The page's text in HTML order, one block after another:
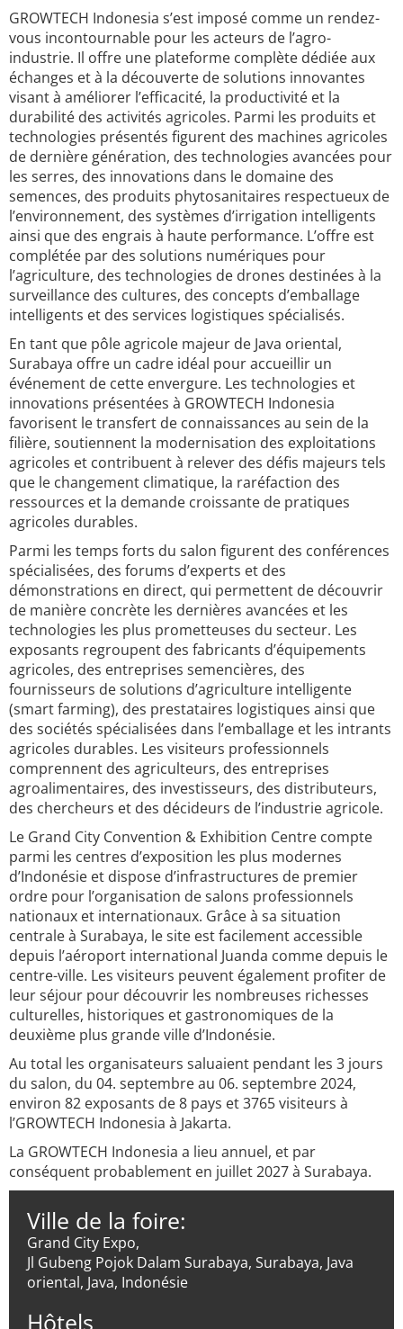
GROWTECH Indonesia s’est imposé comme un rendez-
vous incontournable pour les acteurs de l’agro-
industrie. Il offre une plateforme complète dédiée aux
échanges et à la découverte de solutions innovantes
visant à améliorer l’efficacité, la productivité et la
durabilité des activités agricoles. Parmi les produits et
technologies présentés figurent des machines agricoles
de dernière génération, des technologies avancées pour
les serres, des innovations dans le domaine des
semences, des produits phytosanitaires respectueux de
l’environnement, des systèmes d’irrigation intelligents
ainsi que des engrais à haute performance. L’offre est
complétée par des solutions numériques pour
l’agriculture, des technologies de drones destinées à la
surveillance des cultures, des concepts d’emballage
intelligents et des services logistiques spécialisés.
En tant que pôle agricole majeur de Java oriental,
Surabaya offre un cadre idéal pour accueillir un
événement de cette envergure. Les technologies et
innovations présentées à GROWTECH Indonesia
favorisent le transfert de connaissances au sein de la
filière, soutiennent la modernisation des exploitations
agricoles et contribuent à relever des défis majeurs tels
que le changement climatique, la raréfaction des
ressources et la demande croissante de pratiques
agricoles durables.
Parmi les temps forts du salon figurent des conférences
spécialisées, des forums d’experts et des
démonstrations en direct, qui permettent de découvrir
de manière concrète les dernières avancées et les
technologies les plus prometteuses du secteur. Les
exposants regroupent des fabricants d’équipements
agricoles, des entreprises semencières, des
fournisseurs de solutions d’agriculture intelligente
(smart farming), des prestataires logistiques ainsi que
des sociétés spécialisées dans l’emballage et les intrants
agricoles durables. Les visiteurs professionnels
comprennent des agriculteurs, des entreprises
agroalimentaires, des investisseurs, des distributeurs,
des chercheurs et des décideurs de l’industrie agricole.
Le Grand City Convention & Exhibition Centre compte
parmi les centres d’exposition les plus modernes
d’Indonésie et dispose d’infrastructures de premier
ordre pour l’organisation de salons professionnels
nationaux et internationaux. Grâce à sa situation
centrale à Surabaya, le site est facilement accessible
depuis l’aéroport international Juanda comme depuis le
centre-ville. Les visiteurs peuvent également profiter de
leur séjour pour découvrir les nombreuses richesses
culturelles, historiques et gastronomiques de la
deuxième plus grande ville d’Indonésie.
Au total les organisateurs saluaient pendant les 3 jours
du salon, du 04. septembre au 06. septembre 2024,
environ 82 exposants de 8 pays et 3765 visiteurs à
l’GROWTECH Indonesia à Jakarta.
La GROWTECH Indonesia a lieu annuel, et par
conséquent probablement en juillet 2027 à Surabaya.
Ville de la foire:
Grand City Expo,
Jl Gubeng Pojok Dalam Surabaya, Surabaya, Java
oriental, Java, Indonésie
Hôtels